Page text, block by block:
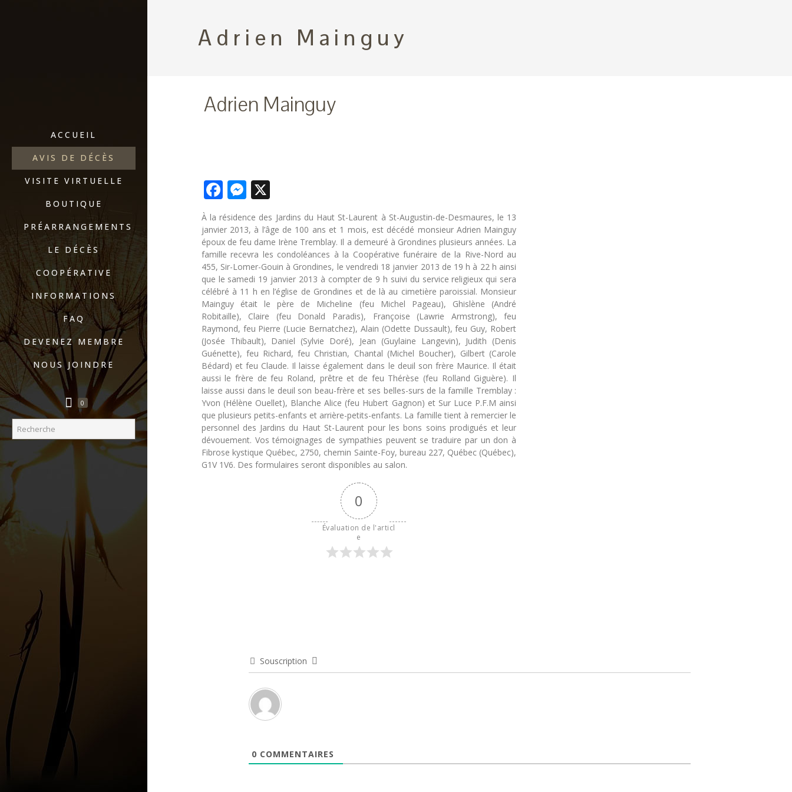
ACCUEIL
AVIS DE DÉCÈS
VISITE VIRTUELLE
BOUTIQUE
PRÉARRANGEMENTS
LE DÉCÈS
COOPÉRATIVE
INFORMATIONS
FAQ
DEVENEZ MEMBRE
NOUS JOINDRE
0
Adrien Mainguy
Adrien Mainguy
Facebook
Messenger
X
À la résidence des Jardins du Haut St-Laurent à St-Augustin-de-Desmaures, le 13
janvier 2013, à l’âge de 100 ans et 1 mois, est décédé monsieur Adrien Mainguy
époux de feu dame Irène Tremblay. Il a demeuré à Grondines plusieurs années. La
famille recevra les condoléances à la Coopérative funéraire de la Rive-Nord au
455, Sir-Lomer-Gouin à Grondines, le vendredi 18 janvier 2013 de 19 h à 22 h ainsi
que le samedi 19 janvier 2013 à compter de 9 h suivi du service religieux qui sera
célébré à 11 h en l’église de Grondines et de là au cimetière paroissial. Monsieur
Mainguy était le père de Micheline (feu Michel Pageau), Ghislène (André
Robitaille), Claire (feu Donald Paradis), Françoise (Lawrie Armstrong), feu
Raymond, feu Pierre (Lucie Bernatchez), Alain (Odette Dussault), feu Guy, Robert
(Josée Thibault), Daniel (Sylvie Doré), Jean (Guylaine Langevin), Judith (Denis
Guénette), feu Richard, feu Christian, Chantal (Michel Boucher), Gilbert (Carole
Bédard) et feu Claude. Il laisse également dans le deuil son frère Maurice. Il était
aussi le frère de feu Roland, prêtre et de feu Thérèse (feu Rolland Giguère). Il
laisse aussi dans le deuil son beau-frère et ses belles-surs de la famille Tremblay :
Yvon (Hélène Ouellet), Blanche Alice (feu Hubert Gagnon) et Sur Luce P.F.M ainsi
que plusieurs petits-enfants et arrière-petits-enfants. La famille tient à remercier le
personnel des Jardins du Haut St-Laurent pour les bons soins prodigués et leur
dévouement. Vos témoignages de sympathies peuvent se traduire par un don à
Fibrose kystique Québec, 2750, chemin Sainte-Foy, bureau 227, Québec (Québec),
G1V 1V6. Des formulaires seront disponibles au salon.
0
Évaluation de l'articl
e
Souscription
0 COMMENTAIRES